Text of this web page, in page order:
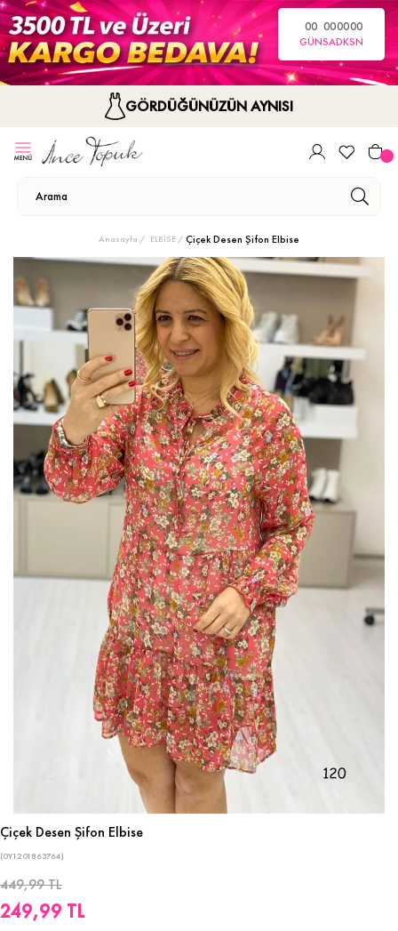
00
GÜN
00
SA
00
DK
00
SN
GÖRDÜĞÜNÜZÜN AYNISI
Anasayfa ELBİSE Çiçek Desen Şifon Elbise
Çiçek Desen Şifon Elbise
(0Y1201863764)
449,99 TL
249,99 TL